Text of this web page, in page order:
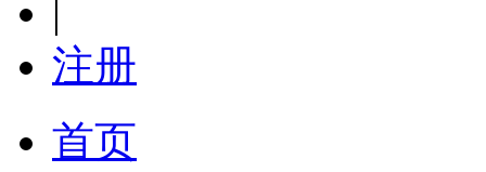
|
注册
首页